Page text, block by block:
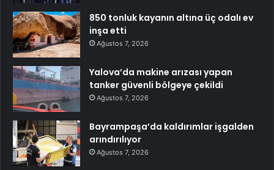
850 tonluk kayanın altına üç odalı ev
inşa etti
Ağustos 7, 2026
Yalova’da makine arızası yapan
tanker güvenli bölgeye çekildi
Ağustos 7, 2026
Bayrampaşa’da kaldırımlar işgalden
arındırılıyor
Ağustos 7, 2026